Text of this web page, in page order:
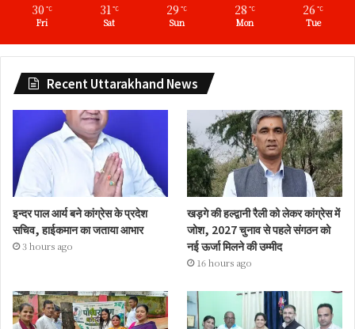
30 ℃
Fri
31 ℃
Sat
29 ℃
Sun
28 ℃
Mon
26 ℃
Tue
Recent Uttarakhand News
इन्दर पाल आर्य बने कांग्रेस के प्रदेश
सचिव, हाईकमान का जताया आभार
3 hours ago
खड़गे की हल्द्वानी रैली को लेकर कांग्रेस में
जोश, 2027 चुनाव से पहले संगठन को
नई ऊर्जा मिलने की उम्मीद
16 hours ago